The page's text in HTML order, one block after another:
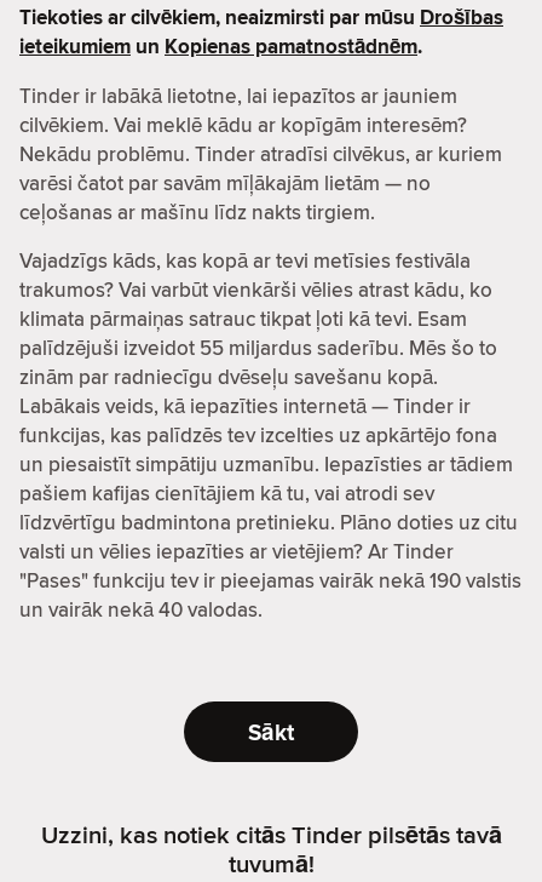
Tiekoties ar cilvēkiem, neaizmirsti par mūsu Drošības
ieteikumiem un Kopienas pamatnostādnēm.
Tinder ir labākā lietotne, lai iepazītos ar jauniem
cilvēkiem. Vai meklē kādu ar kopīgām interesēm?
Nekādu problēmu. Tinder atradīsi cilvēkus, ar kuriem
varēsi čatot par savām mīļākajām lietām — no
ceļošanas ar mašīnu līdz nakts tirgiem.
Vajadzīgs kāds, kas kopā ar tevi metīsies festivāla
trakumos? Vai varbūt vienkārši vēlies atrast kādu, ko
klimata pārmaiņas satrauc tikpat ļoti kā tevi. Esam
palīdzējuši izveidot 55 miljardus saderību. Mēs šo to
zinām par radniecīgu dvēseļu savešanu kopā.
Labākais veids, kā iepazīties internetā — Tinder ir
funkcijas, kas palīdzēs tev izcelties uz apkārtējo fona
un piesaistīt simpātiju uzmanību. Iepazīsties ar tādiem
pašiem kafijas cienītājiem kā tu, vai atrodi sev
līdzvērtīgu badmintona pretinieku. Plāno doties uz citu
valsti un vēlies iepazīties ar vietējiem? Ar Tinder
"Pases" funkciju tev ir pieejamas vairāk nekā 190 valstis
un vairāk nekā 40 valodas.
Sākt
Uzzini, kas notiek citās Tinder pilsētās tavā
tuvumā!